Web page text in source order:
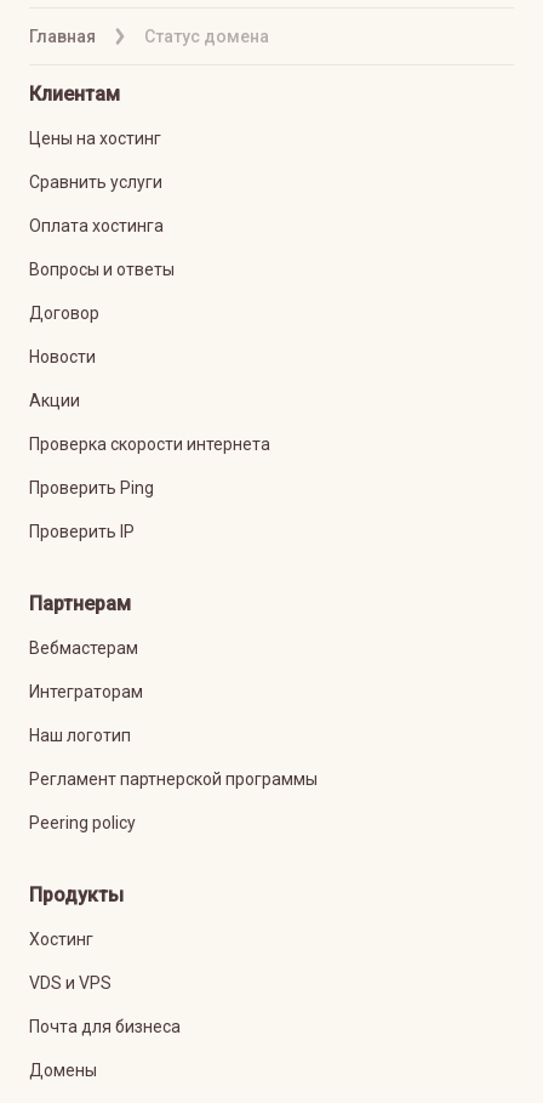
Главная Статус домена
Клиентам
Цены на хостинг
Сравнить услуги
Оплата хостинга
Вопросы и ответы
Договор
Новости
Акции
Проверка скорости интернета
Проверить Ping
Проверить IP
Партнерам
Вебмастерам
Интеграторам
Наш логотип
Регламент партнерской программы
Peering policy
Продукты
Хостинг
VDS и VPS
Почта для бизнеса
Домены